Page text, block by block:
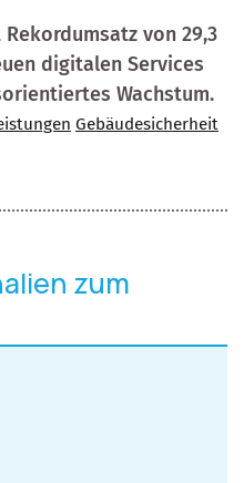
von 29,3
digitalen Services
Wachstum.
Gebäudesicherheit
zum